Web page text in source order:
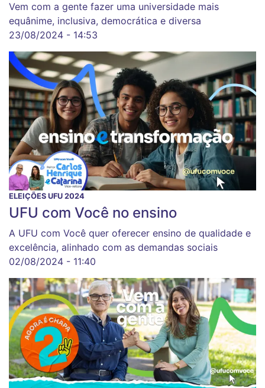
Vem com a gente fazer uma universidade mais
equânime, inclusiva, democrática e diversa
23/08/2024 - 14:53
ELEIÇÕES UFU 2024
UFU com Você no ensino
A UFU com Você quer oferecer ensino de qualidade e
excelência, alinhado com as demandas sociais
02/08/2024 - 11:40